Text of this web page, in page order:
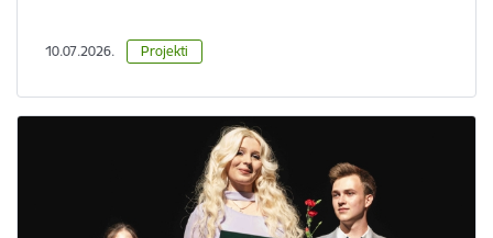
10.07.2026. Projekti